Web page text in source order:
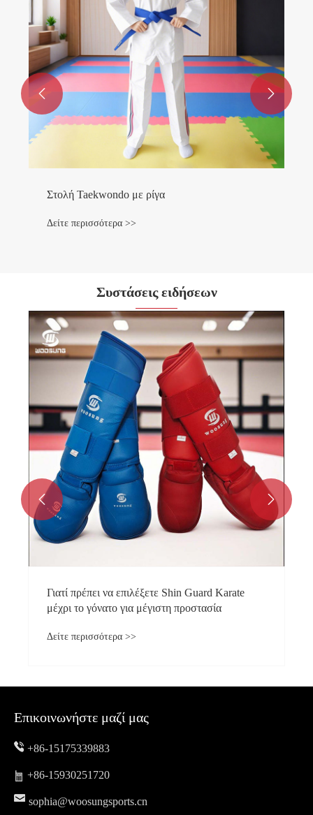
Στολή Taekwondo με ρίγα
Δείτε περισσότερα >>
 
Συστάσεις ειδήσεων
Karate
Γιατί πρέπει να επιλέξετε το
Instep Shin Guard για την προπόνησή
Δείτε περισσότερα >>
 
Επικοινωνήστε μαζί μας
+86-15175339883
+86-15930251720
sophia@woosungsports.cn